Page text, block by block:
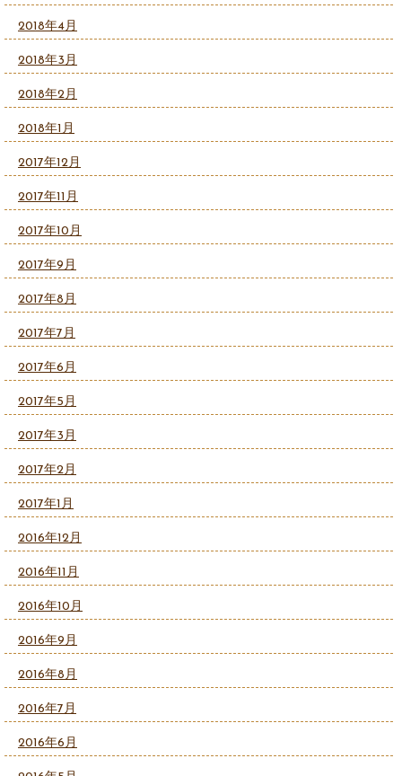
2018年4月
2018年3月
2018年2月
2018年1月
2017年12月
2017年11月
2017年10月
2017年9月
2017年8月
2017年7月
2017年6月
2017年5月
2017年3月
2017年2月
2017年1月
2016年12月
2016年11月
2016年10月
2016年9月
2016年8月
2016年7月
2016年6月